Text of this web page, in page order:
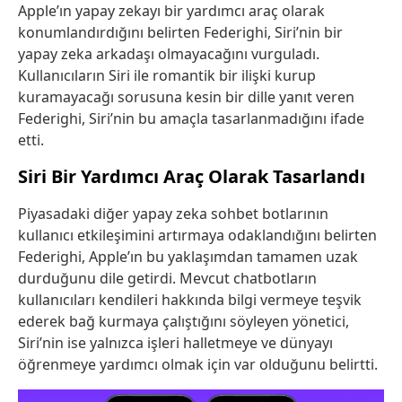
Apple’ın yapay zekayı bir yardımcı araç olarak
konumlandırdığını belirten Federighi, Siri’nin bir
yapay zeka arkadaşı olmayacağını vurguladı.
Kullanıcıların Siri ile romantik bir ilişki kurup
kuramayacağı sorusuna kesin bir dille yanıt veren
Federighi, Siri’nin bu amaçla tasarlanmadığını ifade
etti.
Siri Bir Yardımcı Araç Olarak Tasarlandı
Piyasadaki diğer yapay zeka sohbet botlarının
kullanıcı etkileşimini artırmaya odaklandığını belirten
Federighi, Apple’ın bu yaklaşımdan tamamen uzak
durduğunu dile getirdi. Mevcut chatbotların
kullanıcıları kendileri hakkında bilgi vermeye teşvik
ederek bağ kurmaya çalıştığını söyleyen yönetici,
Siri’nin ise yalnızca işleri halletmeye ve dünyayı
öğrenmeye yardımcı olmak için var olduğunu belirtti.